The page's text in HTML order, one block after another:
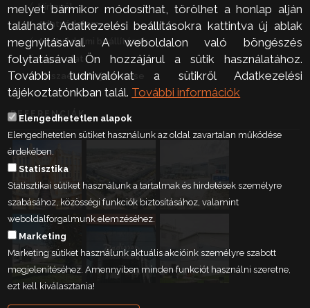
Hírlevél
Adatvédelem
Adatvédelmi beállítások
Kapcsolat
Visszaélés bejelentése
REFERENCIÁK
melyet bármikor módosíthat, törölhet a honlap alján
található Adatkezelési beállításokra kattintva új ablak
megnyitásával. A weboldalon való böngészés
folytatásával Ön hozzájárul a sütik használatához.
További tudnivalókat a sütikről Adatkezelési
tájékoztatónkban talál. További információk
Elengedhetetlen alapok
Elengedhetetlen sütiket használunk az oldal zavartalan működése
érdekében.
Statisztika
Statisztikai sütiket használunk a tartalmak és hirdetések személyre
szabásához, közösségi funkciók biztosításához, valamint
weboldalforgalmunk elemzéséhez.
Marketing
Marketing sütiket használunk aktuális akcióink személyre szabott
megjelenítéséhez. Amennyiben minden funkciót használni szeretne,
ezt kell kiválasztania!